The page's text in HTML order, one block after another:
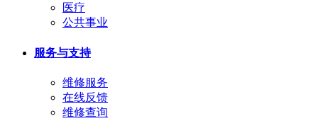
医疗
公共事业
服务与支持
维修服务
在线反馈
维修查询